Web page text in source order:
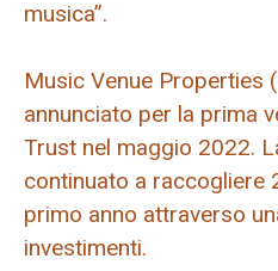
musica”.
Music Venue Properties
annunciato per la prima
Trust nel maggio 2022.
continuato a raccogliere
primo anno attraverso
investimenti.